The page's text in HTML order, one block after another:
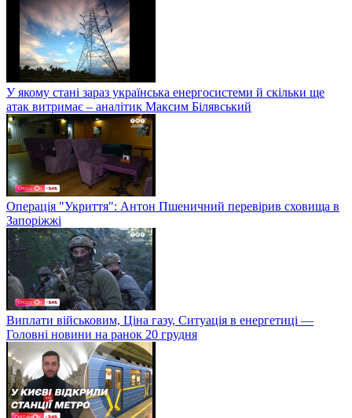
У якому стані зараз українська енергосистеми й скільки ще
атак витримає – аналітик Максим Білявський
Операція "Укриття": Антон Пшеничний перевірив сховища в
Запоріжжі
Виплати військовим, Ціна газу, Ситуація в енергетиці —
Головні новини на ранок 20 грудня